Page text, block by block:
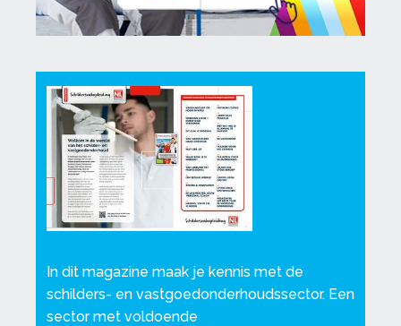
In dit magazine maak je kennis met de
schilders- en vastgoedonderhoudssector. Een
sector met voldoende